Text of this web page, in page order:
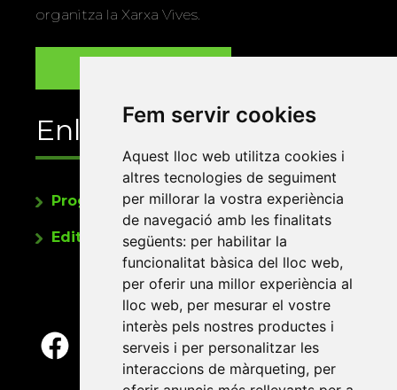
Fem servir cookies
Aquest lloc web utilitza cookies i
altres tecnologies de seguiment
per millorar la vostra experiència
de navegació amb les finalitats
següents: per habilitar la
funcionalitat bàsica del lloc web,
per oferir una millor experiència al
lloc web, per mesurar el vostre
interès pels nostres productes i
serveis i per personalitzar les
interaccions de màrqueting, per
organitza la Xarxa Vives.
Enllaços
Programa de publicacions
Editorials universitàries a Twitter